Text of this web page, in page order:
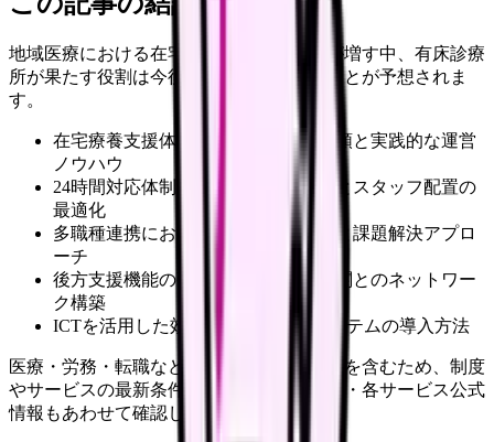
地域医療における在宅療養支援の重要性が増す中、有床診療
所が果たす役割は今後さらに大きくなることが予想されま
す。
在宅療養支援体制の具体的な構築手順と実践的な運営
ノウハウ
24時間対応体制の効率的な運営方法とスタッフ配置の
最適化
多職種連携における成功のポイントと課題解決アプロ
ーチ
後方支援機能の強化策と地域医療機関とのネットワー
ク構築
ICTを活用した効率的な情報共有システムの導入方法
医療・労務・転職など判断に影響する内容を含むため、制度
やサービスの最新条件は公的機関・勤務先・各サービス公式
情報もあわせて確認してください。